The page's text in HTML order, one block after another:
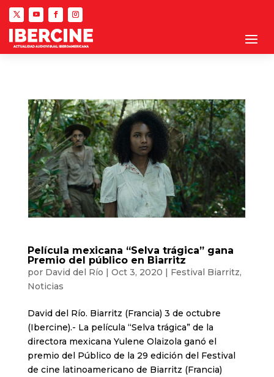
Película mexicana “Selva trágica” gana
Premio del público en Biarritz
por David del Río | Oct 3, 2020 | Festival Biarritz,
Noticias
David del Río. Biarritz (Francia) 3 de octubre
(Ibercine).- La película “Selva trágica” de la
directora mexicana Yulene Olaizola ganó el
premio del Público de la 29 edición del Festival
de cine latinoamericano de Biarritz (Francia)